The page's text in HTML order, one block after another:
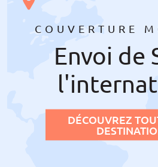
COUVERTURE
Envoi de
DÉCOUVREZ